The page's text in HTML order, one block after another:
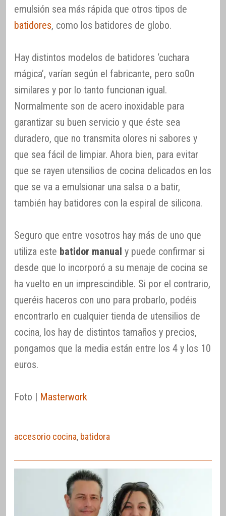
emulsión sea más rápida que otros tipos de
batidores, como los batidores de globo.
Hay distintos modelos de batidores ‘cuchara
mágica’, varían según el fabricante, pero so0n
similares y por lo tanto funcionan igual.
Normalmente son de acero inoxidable para
garantizar su buen servicio y que éste sea
duradero, que no transmita olores ni sabores y
que sea fácil de limpiar. Ahora bien, para evitar
que se rayen utensilios de cocina delicados en los
que se va a emulsionar una salsa o a batir,
también hay batidores con la espiral de silicona.
Seguro que entre vosotros hay más de uno que
utiliza este batidor manual y puede confirmar si
desde que lo incorporó a su menaje de cocina se
ha vuelto en un imprescindible. Si por el contrario,
queréis haceros con uno para probarlo, podéis
encontrarlo en cualquier tienda de utensilios de
cocina, los hay de distintos tamaños y precios,
pongamos que la media están entre los 4 y los 10
euros.
Foto | Masterwork
accesorio cocina, batidora